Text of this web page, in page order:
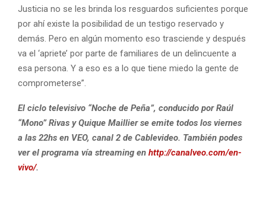
o
Justicia no se les brinda los resguardos suficientes porque
por ahí existe la posibilidad de un testigo reservado y
demás. Pero en algún momento eso trasciende y después
va el ‘apriete’ por parte de familiares de un delincuente a
esa persona. Y a eso es a lo que tiene miedo la gente de
comprometerse”.
El ciclo televisivo “Noche de Peña”, conducido por Raúl
“Mono” Rivas y Quique Maillier se emite todos los viernes
a las 22hs en VEO, canal 2 de Cablevideo. También podes
ver el programa vía streaming en http://canalveo.com/en-
vivo/.